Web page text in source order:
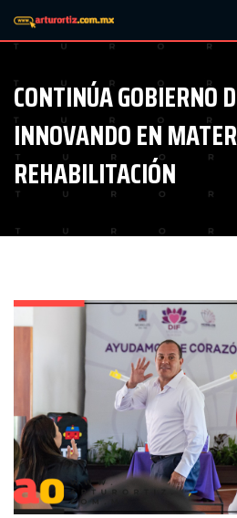
content
CONTINÚA GOBIERNO
INNOVANDO EN
REHABILITACIÓN